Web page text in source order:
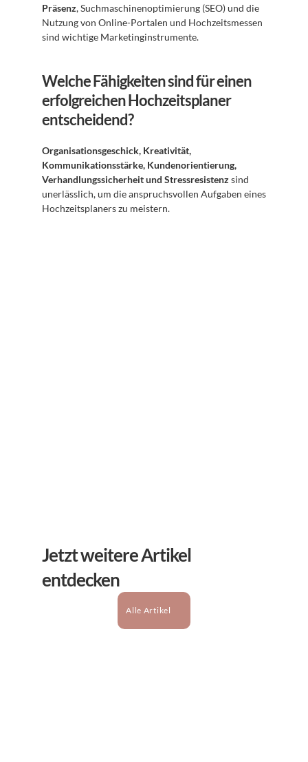
Präsenz, Suchmaschinenoptimierung (SEO) und die
Nutzung von Online-Portalen und Hochzeitsmessen
sind wichtige Marketinginstrumente.
Welche Fähigkeiten sind für einen
erfolgreichen Hochzeitsplaner
entscheidend?
Organisationsgeschick, Kreativität,
Kommunikationsstärke, Kundenorientierung,
Verhandlungssicherheit und Stressresistenz sind
unerlässlich, um die anspruchsvollen Aufgaben eines
Hochzeitsplaners zu meistern.
Jetzt weitere Artikel
entdecken
Alle Artikel